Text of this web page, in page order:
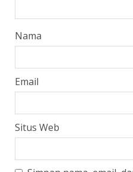
Nama
Email
Situs Web